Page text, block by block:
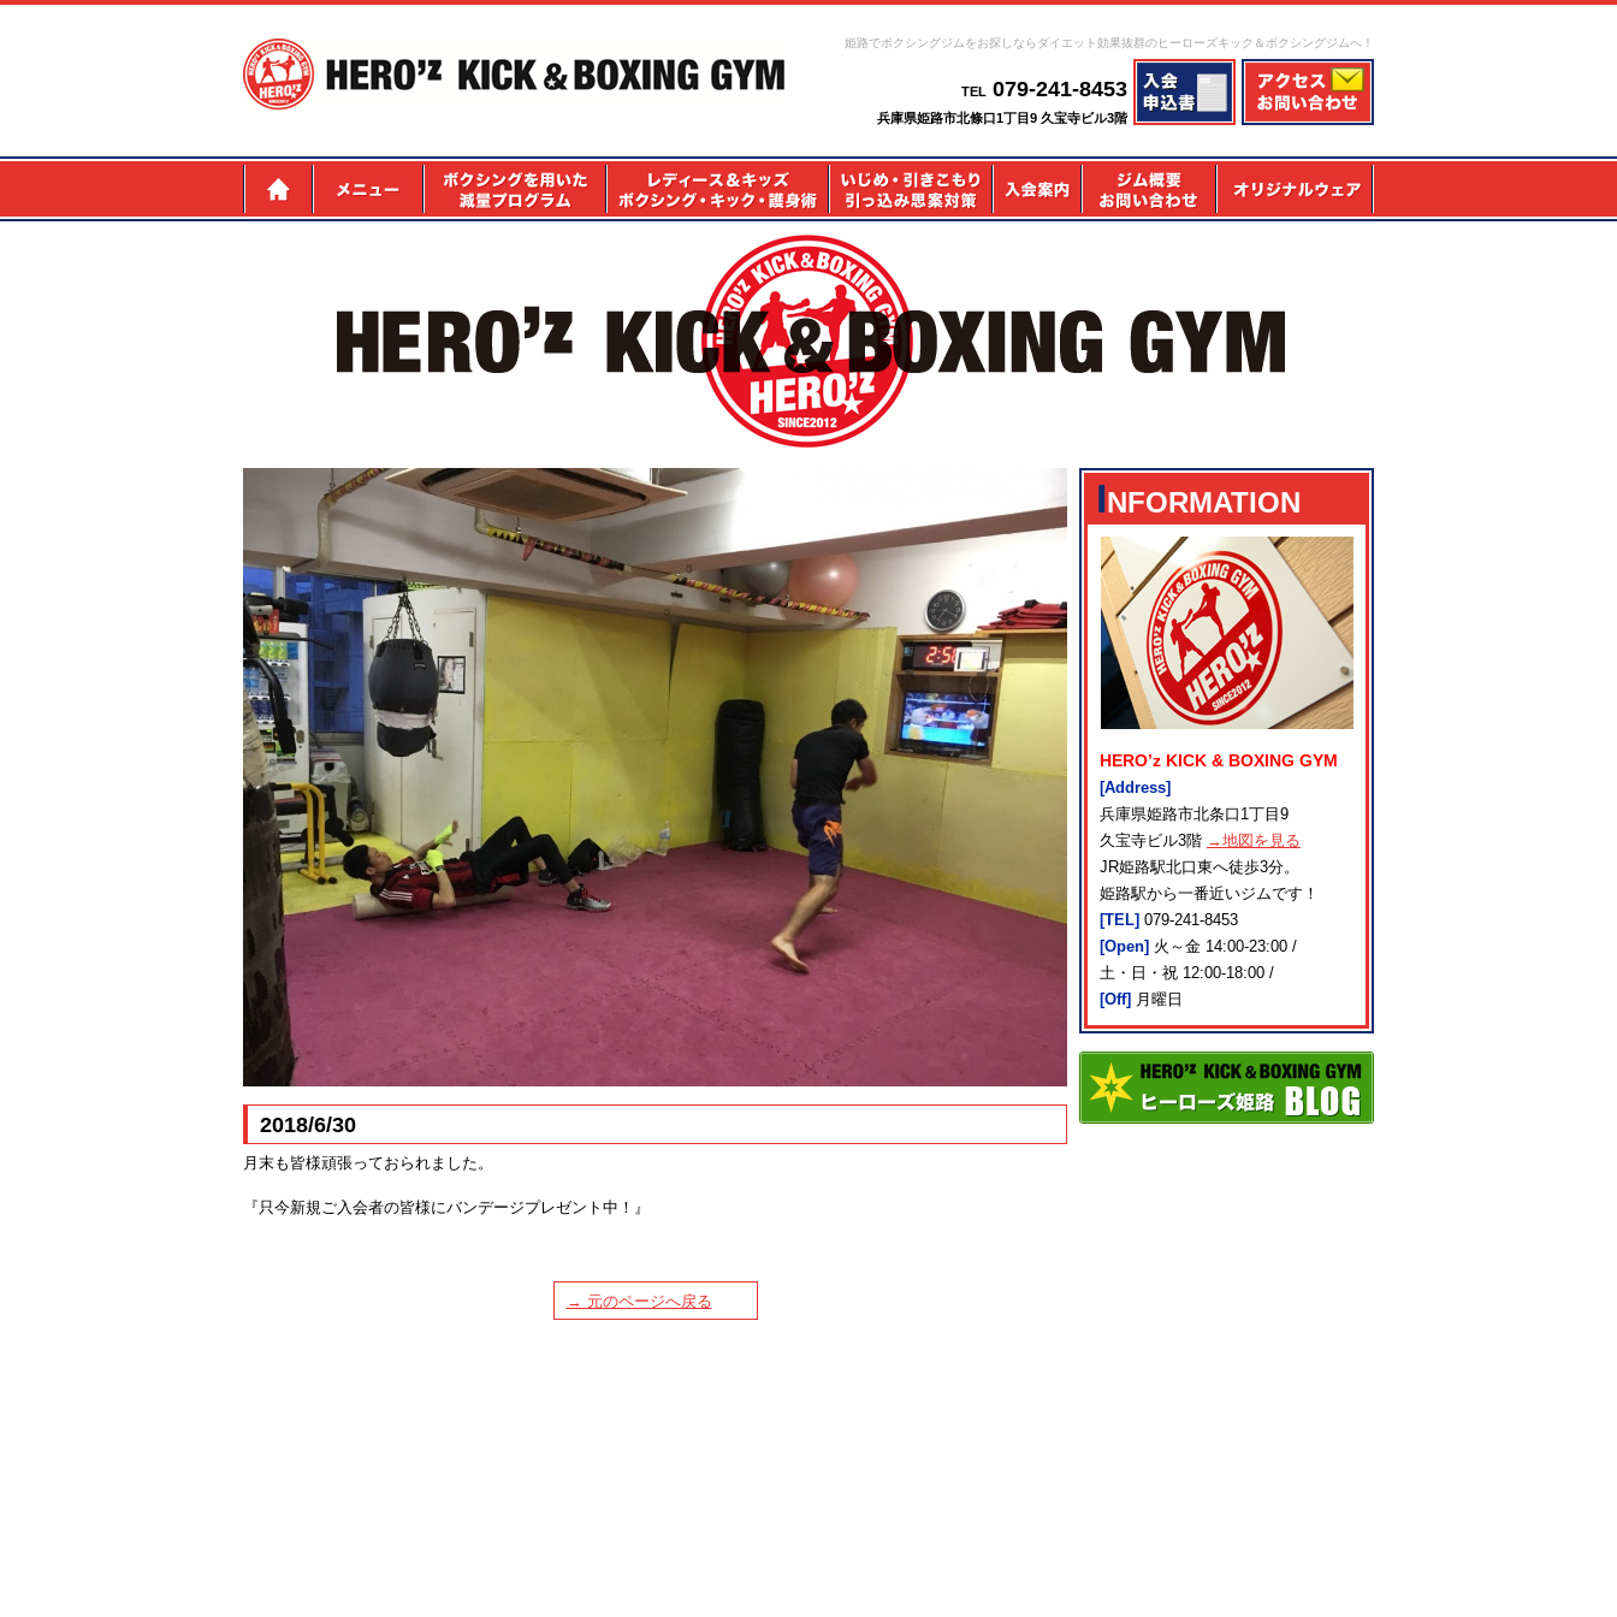
姫路でボクシングジムをお探しならダイエット効果抜群のヒーローズキック＆ボクシングジムへ！
TEL 079-241-8453
兵庫県姫路市北條口1丁目9 久宝寺ビル3階
2018/6/30
月末も皆様頑張っておられました。
『只今新規ご入会者の皆様にバンデージプレゼント中！』
→ 元のページへ戻る
INFORMATION
HERO’z KICK & BOXING GYM
[Address]
兵庫県姫路市北条口1丁目9
久宝寺ビル3階 →地図を見る
JR姫路駅北口東へ徒歩3分。
姫路駅から一番近いジムです！
[TEL] 079-241-8453
[Open] 火～金 14:00-23:00 /
土・日・祝 12:00-18:00 /
[Off] 月曜日